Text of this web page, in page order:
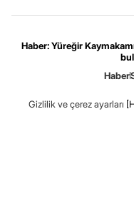
Haber: Yüreğir
Haber
Gizlilik ve çerez ayarları